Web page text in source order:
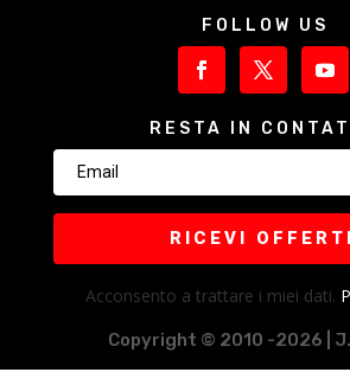
FOLLOW US
RESTA IN
RICEVI
Acconsento a trattare i miei dati.
Copyright © 2010 -2026 |